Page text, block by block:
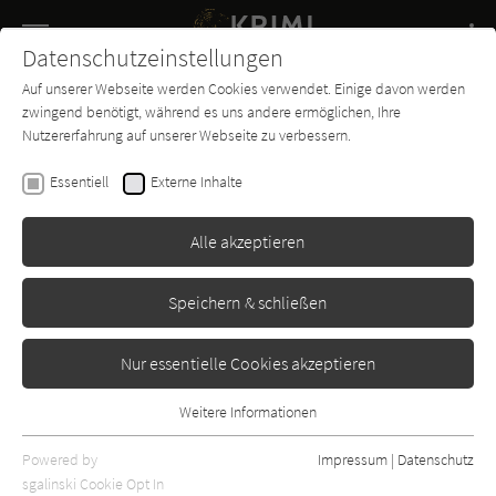
SUCHE
Buch-
Entdecker
Forum Charts
Keigo Higashino
Mord am See
Erschienen: Januar 2003 Bibliogr. Angaben
Datenschutzeinstellungen
Auf unserer Webseite werden Cookies verwendet. Einige davon werden
zwingend benötigt, während es uns andere ermöglichen, Ihre
Nutzererfahrung auf unserer Webseite zu verbessern.
Essentiell Externe Inhalte
Alle akzeptieren
Speichern & schließen
Nur essentielle Cookies akzeptieren
Essentielle Cookies werden für grundlegende Funktionen der
Webseite benötigt. Dadurch ist gewährleistet, dass die Webseite
Weitere Informationen
Powered by
sgalinski Cookie Opt In
Impressum | Datenschutz